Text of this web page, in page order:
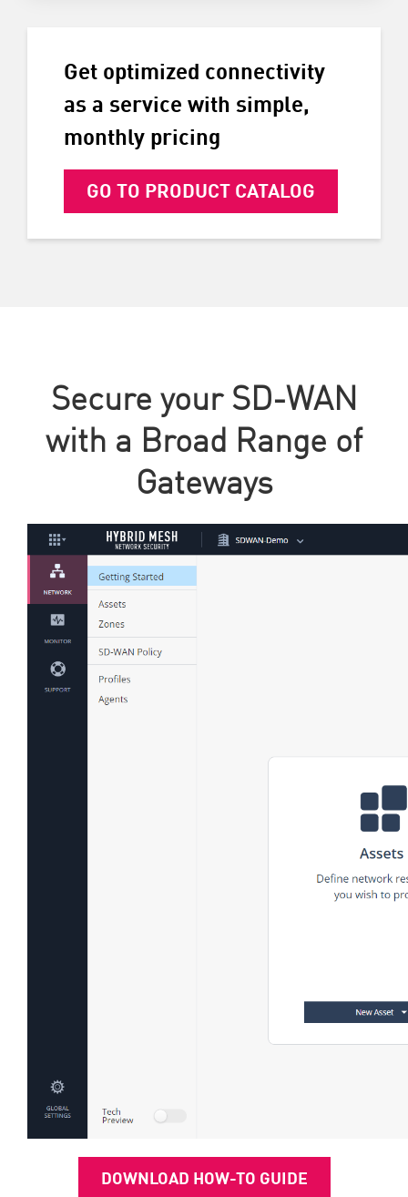
Get optimized connectivity
as a service with simple,
monthly pricing
GO TO PRODUCT CATALOG
Secure your SD-WAN
with a Broad Range of
Gateways
DOWNLOAD HOW-TO GUIDE